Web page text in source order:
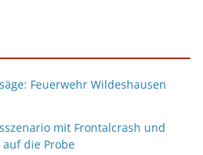
Feuerwehr Wildeshausen
mit Frontalcrash und
die Probe